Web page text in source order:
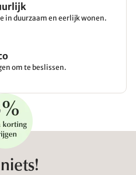
in duurzaam en eerlijk wonen.
om te beslissen.